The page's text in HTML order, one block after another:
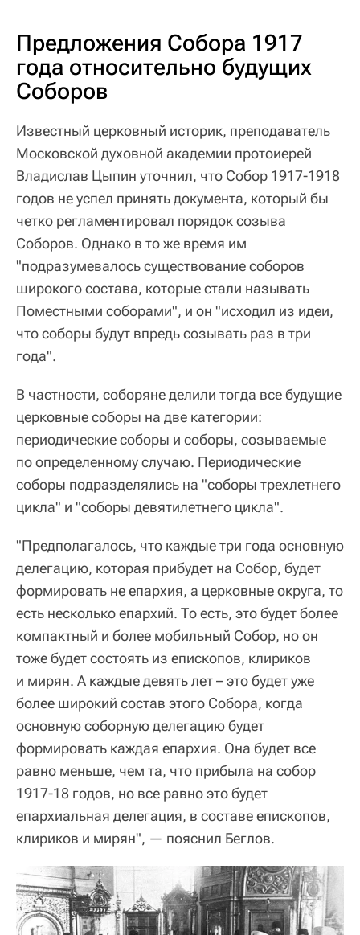
Предложения Собора 1917
года относительно будущих
Соборов
Известный церковный историк, преподаватель
Московской духовной академии протоиерей
Владислав Цыпин уточнил, что Собор 1917-1918
годов не успел принять документа, который бы
четко регламентировал порядок созыва
Соборов. Однако в то же время им
"подразумевалось существование соборов
широкого состава, которые стали называть
Поместными соборами", и он "исходил из идеи,
что соборы будут впредь созывать раз в три
года".
В частности, соборяне делили тогда все будущие
церковные соборы на две категории:
периодические соборы и соборы, созываемые
по определенному случаю. Периодические
соборы подразделялись на "соборы трехлетнего
цикла" и "соборы девятилетнего цикла".
"Предполагалось, что каждые три года основную
делегацию, которая прибудет на Собор, будет
формировать не епархия, а церковные округа, то
есть несколько епархий. То есть, это будет более
компактный и более мобильный Собор, но он
тоже будет состоять из епископов, клириков
и мирян. А каждые девять лет – это будет уже
более широкий состав этого Собора, когда
основную соборную делегацию будет
формировать каждая епархия. Она будет все
равно меньше, чем та, что прибыла на собор
1917-18 годов, но все равно это будет
епархиальная делегация, в составе епископов,
клириков и мирян", — пояснил Беглов.